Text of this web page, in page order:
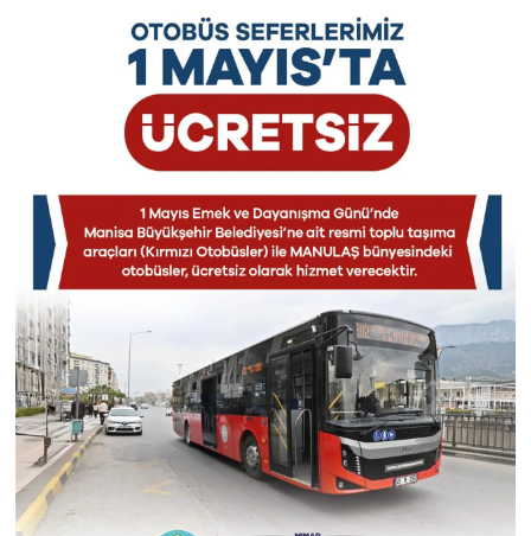
Akhisar Emlak
Etiketler